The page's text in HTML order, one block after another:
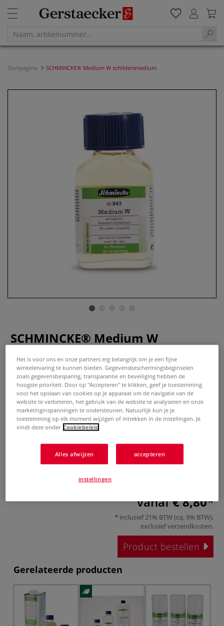
Startpagina SCHMINCKE® Medium W schildersmedium
SCHMINCKE® Medium W
schildersmedium
1 Beoordeling
Schmincke Medium W. Het eerste klas hulpmiddel dat met
water onder de olieverf gemengd wordt. Bevat
alkydhars.Productdetails: droogt gelijkmatig
opgeurneutraalverhoogt de kleurglansAls gelei of vloeistof
verkrijgbaar. Aub. vloeistof in flaconr gebruik schudden.
vanaf€ 8,80
inclusief 21% BTW (cq. 9% BTW),
exclusiefverzendkosten.
Product bestellen
Gerelateerde producten
Het is voor ons en onze partners erg belangrijk om je een fijne
winkelervaring te kunnen bieden. Gegevensbeschermingsbeginselen
zoals gegevensbesparing, transparantie en beveiliging hebben de
hoogste prioriteit. Door op "Accepteren" te klikken, geef je toestemming
voor het opslaan van cookies op je apparaat om de navigatie van de
website te verbeteren, het gebruik van de website te analyseren en onze
marketinginspanningen te ondersteunen. Natuurlijk kun je je
toestemming op elk moment wijzigen of intrekken in de instellingen. Je
vindt deze onder Cookiebeleid
Alles afwijzen accepteren
instellingen